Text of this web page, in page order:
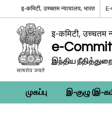
इ-कमिटी, उच्चतम न्यायालय, भारत
इ-कमिटी, उच्चतम
e-
இந்திய
முகப்பு இ-குழு (இ-